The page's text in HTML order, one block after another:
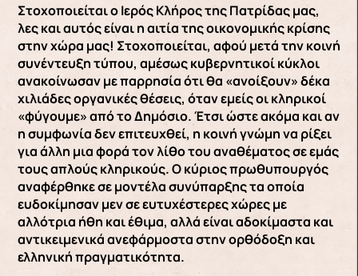
Στοχοποιείται ο Ιερός Κλήρος της Πατρίδας μας,
λες και αυτός είναι η αιτία της οικονομικής κρίσης
στην χώρα μας! Στοχοποιείται, αφού μετά την κοινή
συνέντευξη τύπου, αμέσως κυβερνητικοί κύκλοι
ανακοίνωσαν με παρρησία ότι θα «ανοίξουν» δέκα
χιλιάδες οργανικές θέσεις, όταν εμείς οι κληρικοί
«φύγουμε» από το Δημόσιο. Έτσι ώστε ακόμα και αν
η συμφωνία δεν επιτευχθεί, η κοινή γνώμη να ρίξει
για άλλη μια φορά τον λίθο του αναθέματος σε εμάς
τους απλούς κληρικούς. Ο κύριος πρωθυπουργός
αναφέρθηκε σε μοντέλα συνύπαρξης τα οποία
ευδοκίμησαν μεν σε ευτυχέστερες χώρες με
αλλότρια ήθη και έθιμα, αλλά είναι αδοκίμαστα και
αντικειμενικά ανεφάρμοστα στην ορθόδοξη και
ελληνική πραγματικότητα.